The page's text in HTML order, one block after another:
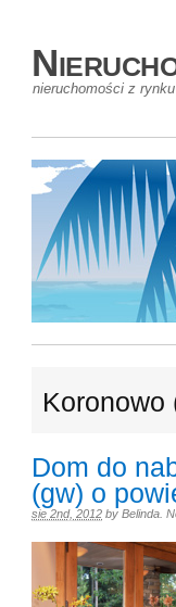
nieruchomości z
Koronowo
Dom do
(gw) o
sie 2nd, 2012 by Belinda